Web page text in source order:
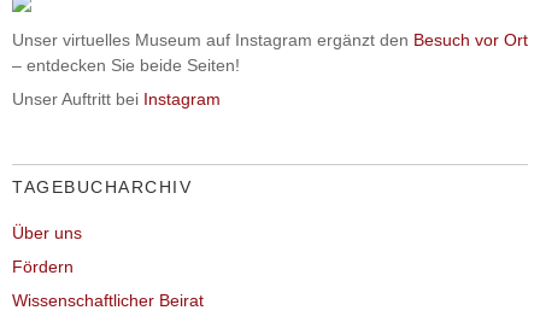
Unser virtuelles Museum auf Instagram ergänzt den Besuch vor Ort
– entdecken Sie beide Seiten!
Unser Auftritt bei Instagram
TAGEBUCHARCHIV
Über uns
Fördern
Wissenschaftlicher Beirat